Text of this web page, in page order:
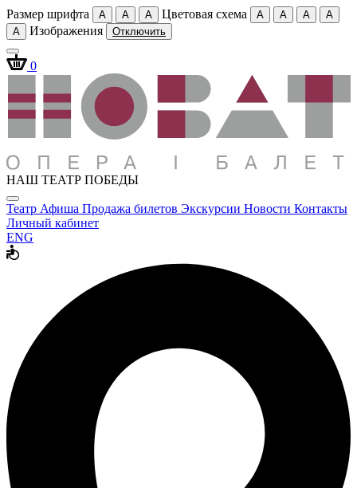
Размер шрифта A A A Цветовая схема A A A
A
A
Изображения Отключить
0
НАШ ТЕАТР ПОБЕДЫ
Театр Афиша Продажа билетов Экскурсии Новости Контакты
Личный кабинет
ENG